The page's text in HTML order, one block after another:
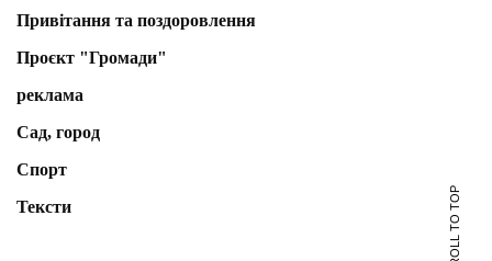
Привітання та поздоровлення
Проєкт "Громади"
реклама
Сад, город
Спорт
Тексти
SCROLL TO TOP